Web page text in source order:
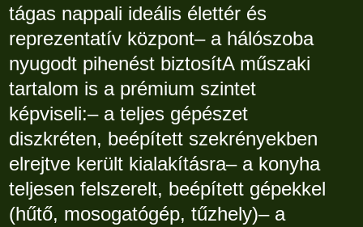
tágas nappali ideális élettér és
reprezentatív központ– a hálószoba
nyugodt pihenést biztosítA műszaki
tartalom is a prémium szintet
képviseli:– a teljes gépészet
diszkréten, beépített szekrényekben
elrejtve került kialakításra– a konyha
teljesen felszerelt, beépített gépekkel
(hűtő, mosogatógép, tűzhely)– a